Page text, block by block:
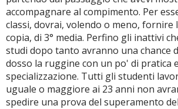
accompagnare al compimento. Per
classi, dovrai, volendo o meno,
copia, di 3° media. Perfino gli inattivi
studi dopo tanto avranno una chance
dosso la ruggine con un po' di pratica
specializzazione. Tutti gli studenti
uguale o maggiore ai 23 anni non
spedire una prova del superamento